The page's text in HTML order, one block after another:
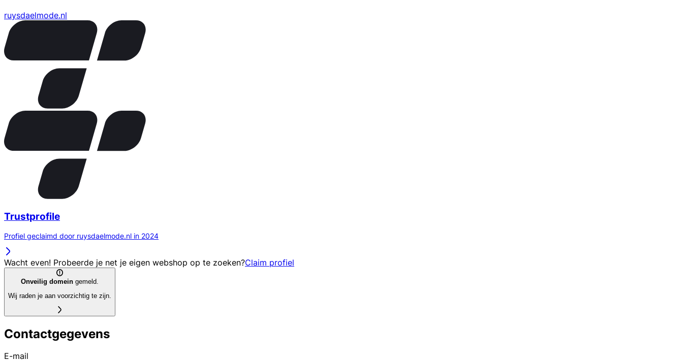
ruysdaelmode.nl
Trustprofile
Profiel geclaimd door ruysdaelmode.nl in 2024
Wacht even! Probeerde je net je eigen webshop op te zoeken?Claim profiel
Onveilig domein gemeld.
Wij raden je aan voorzichtig te zijn.
Contactgegevens
E-mail